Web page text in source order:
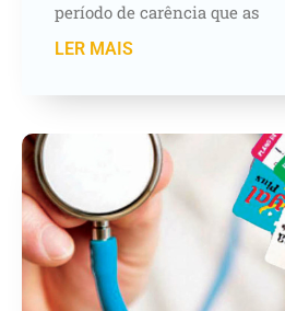
período de carência que as
LER MAIS